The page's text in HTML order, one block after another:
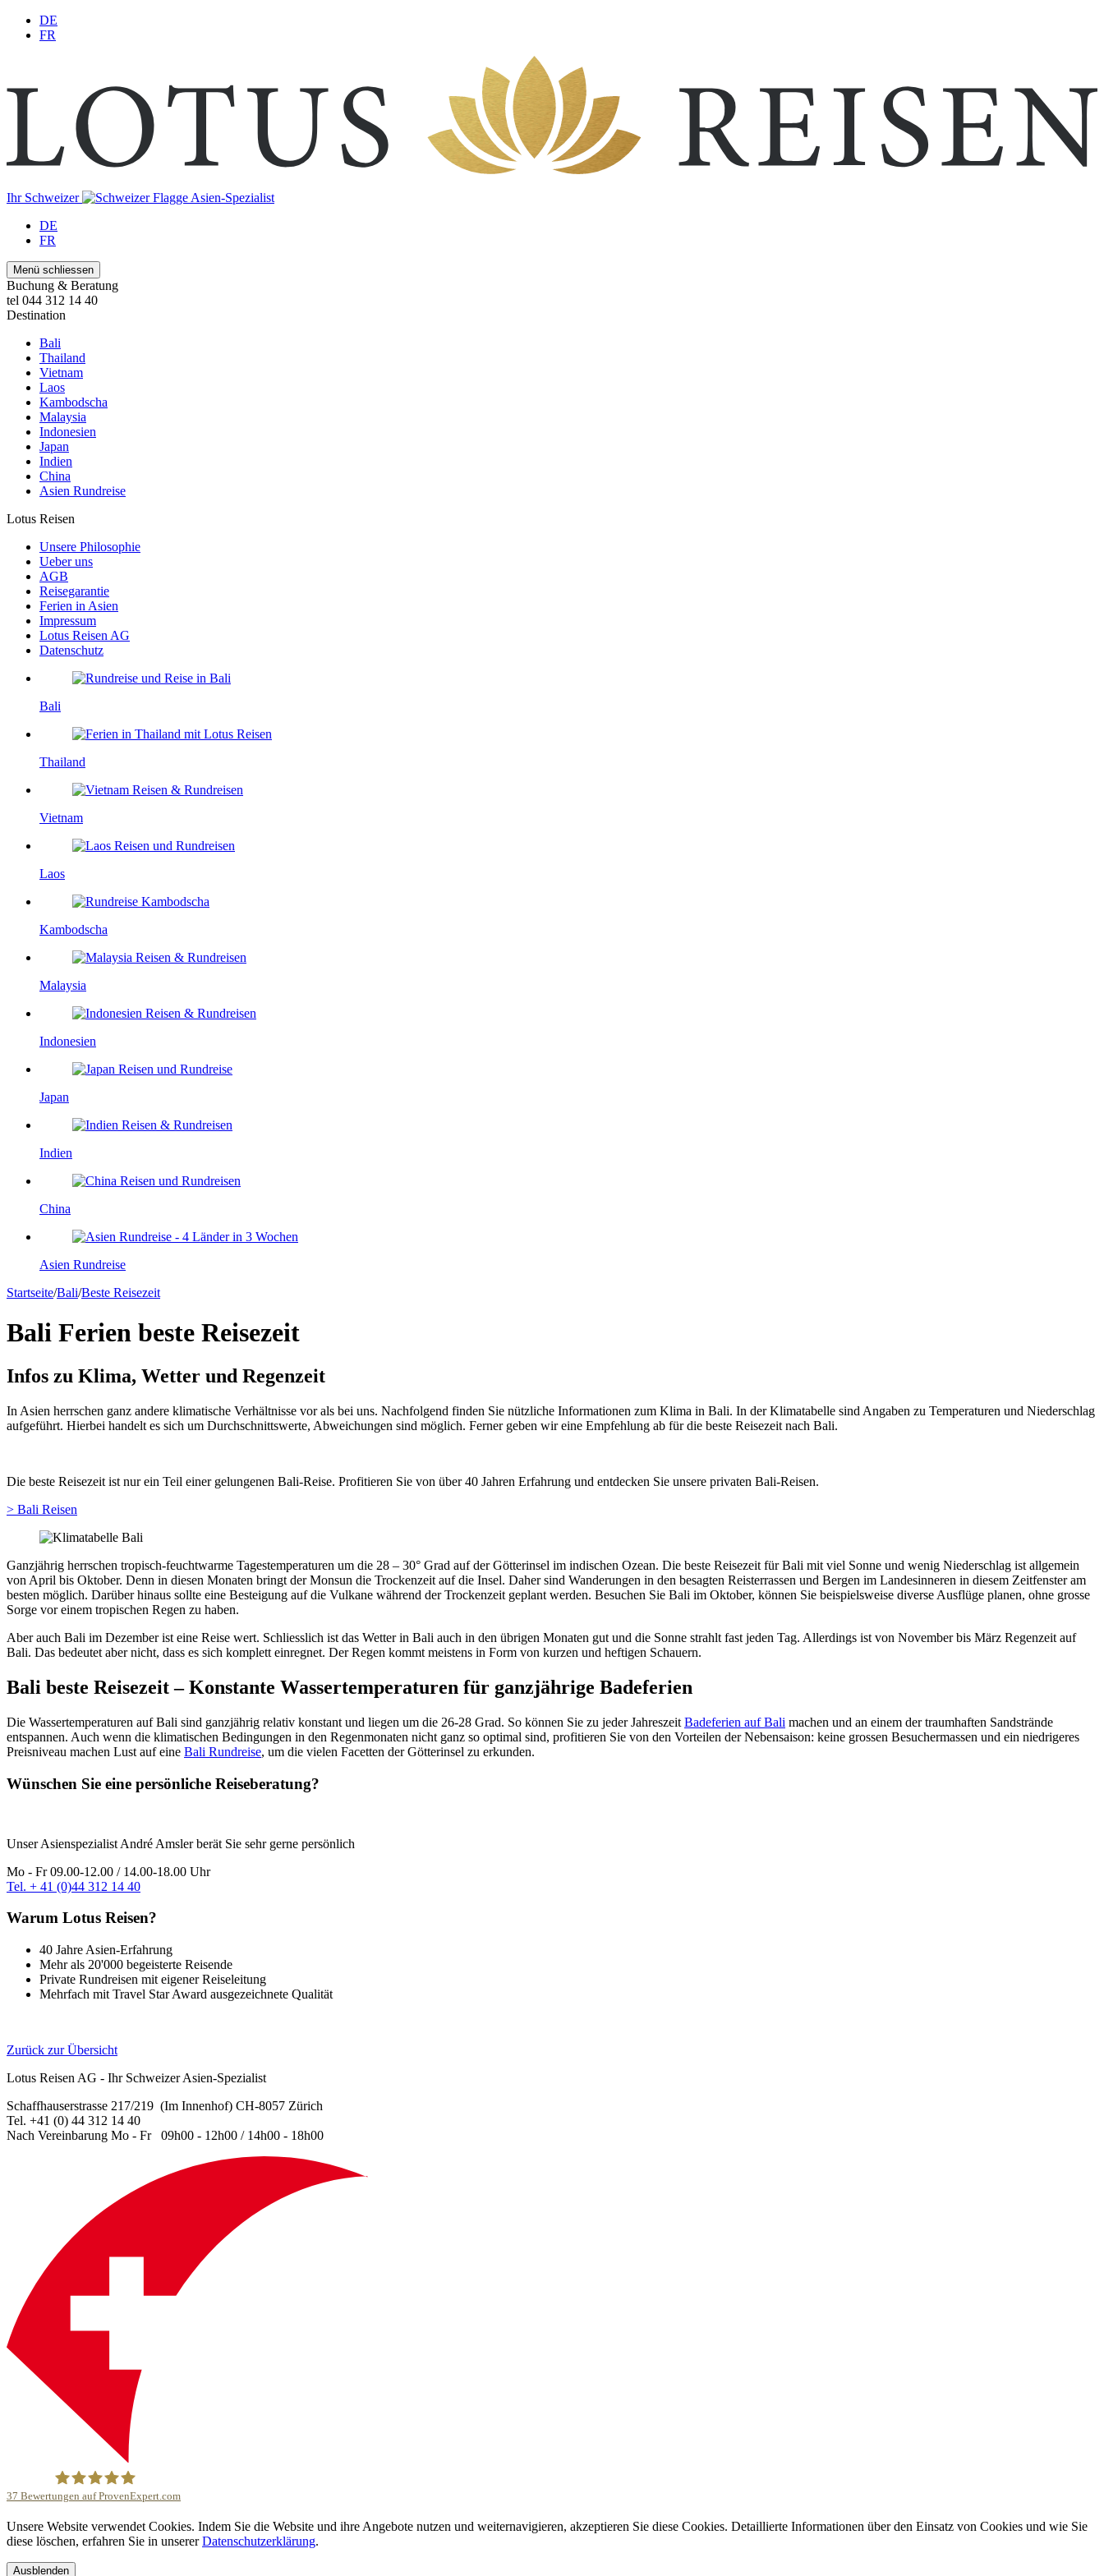
DE
FR
Ihr Schweizer
Asien-Spezialist
DE
FR
Menü schliessen
Buchung & Beratung
tel 044 312 14 40
Destination
Bali
Thailand
Vietnam
Laos
Kambodscha
Malaysia
Indonesien
Japan
Indien
China
Asien Rundreise
Lotus Reisen
Unsere Philosophie
Ueber uns
AGB
Reisegarantie
Ferien in Asien
Impressum
Lotus Reisen AG
Datenschutz
Bali
Thailand
Vietnam
Laos
Kambodscha
Malaysia
Indonesien
Japan
Indien
China
Asien Rundreise
Startseite/Bali/Beste Reisezeit
Bali Ferien beste Reisezeit
Infos zu Klima, Wetter und Regenzeit
In Asien herrschen ganz andere klimatische Verhältnisse vor als bei uns. Nachfolgend finden Sie nützliche Informationen zum Klima in Bali. In der Klimatabelle sind Angaben zu Temperaturen und Niederschlag
aufgeführt. Hierbei handelt es sich um Durchschnittswerte, Abweichungen sind möglich. Ferner geben wir eine Empfehlung ab für die beste Reisezeit nach Bali.
Die beste Reisezeit ist nur ein Teil einer gelungenen Bali-Reise. Profitieren Sie von über 40 Jahren Erfahrung und entdecken Sie unsere privaten Bali-Reisen.
> Bali Reisen
Ganzjährig herrschen tropisch-feuchtwarme Tagestemperaturen um die 28 – 30° Grad auf der Götterinsel im indischen Ozean. Die beste Reisezeit für Bali mit viel Sonne und wenig Niederschlag ist allgemein
von April bis Oktober. Denn in diesen Monaten bringt der Monsun die Trockenzeit auf die Insel. Daher sind Wanderungen in den besagten Reisterrassen und Bergen im Landesinneren in diesem Zeitfenster am
besten möglich. Darüber hinaus sollte eine Besteigung auf die Vulkane während der Trockenzeit geplant werden. Besuchen Sie Bali im Oktober, können Sie beispielsweise diverse Ausflüge planen, ohne grosse
Sorge vor einem tropischen Regen zu haben.
Aber auch Bali im Dezember ist eine Reise wert. Schliesslich ist das Wetter in Bali auch in den übrigen Monaten gut und die Sonne strahlt fast jeden Tag. Allerdings ist von November bis März Regenzeit auf
Bali. Das bedeutet aber nicht, dass es sich komplett einregnet. Der Regen kommt meistens in Form von kurzen und heftigen Schauern.
Bali beste Reisezeit – Konstante Wassertemperaturen für ganzjährige Badeferien
Die Wassertemperaturen auf Bali sind ganzjährig relativ konstant und liegen um die 26-28 Grad. So können Sie zu jeder Jahreszeit Badeferien auf Bali machen und an einem der traumhaften Sandstrände
entspannen. Auch wenn die klimatischen Bedingungen in den Regenmonaten nicht ganz so optimal sind, profitieren Sie von den Vorteilen der Nebensaison: keine grossen Besuchermassen und ein niedrigeres
Preisniveau machen Lust auf eine Bali Rundreise, um die vielen Facetten der Götterinsel zu erkunden.
Wünschen Sie eine persönliche Reiseberatung?
Unser Asienspezialist André Amsler berät Sie sehr gerne persönlich
Mo - Fr 09.00-12.00 / 14.00-18.00 Uhr
Tel. + 41 (0)44 312 14 40
Warum Lotus Reisen?
40 Jahre Asien-Erfahrung
Mehr als 20'000 begeisterte Reisende
Private Rundreisen mit eigener Reiseleitung
Mehrfach mit Travel Star Award ausgezeichnete Qualität
Zurück zur Übersicht
Lotus Reisen AG - Ihr Schweizer Asien-Spezialist
Schaffhauserstrasse 217/219 (Im Innenhof) CH-8057 Zürich
Tel. +41 (0) 44 312 14 40
Nach Vereinbarung Mo - Fr 09h00 - 12h00 / 14h00 - 18h00
Lotus Reisen AG
37 Bewertungen auf ProvenExpert.com
Unsere Website verwendet Cookies. Indem Sie die Website und ihre Angebote nutzen und weiternavigieren, akzeptieren Sie diese Cookies. Detaillierte Informationen über den Einsatz von Cookies und wie Sie
diese löschen, erfahren Sie in unsererDatenschutzerklärung.
Ausblenden